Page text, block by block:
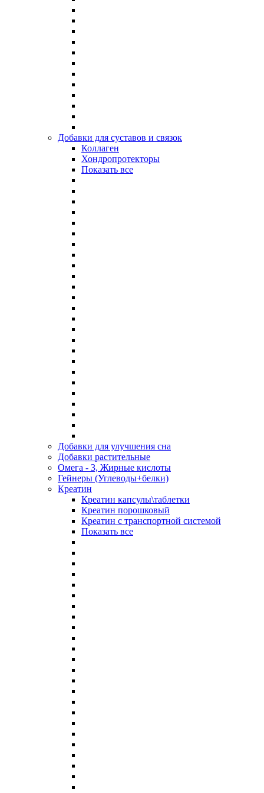
Добавки для суставов и связок
Коллаген
Хондропротекторы
Показать все
Добавки для улучшения сна
Добавки растительные
Омега - 3, Жирные кислоты
Гейнеры (Углеводы+белки)
Креатин
Креатин капсулы\таблетки
Креатин порошковый
Креатин с транспортной системой
Показать все